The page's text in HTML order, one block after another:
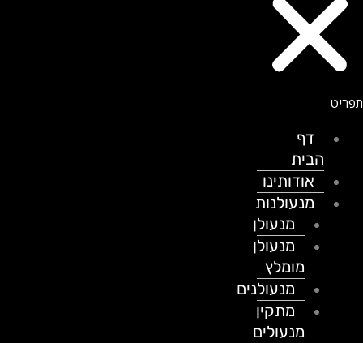
דף
הבית
אודותינו
מנעולנות
מנעולן
מנעולן
מומלץ
מנעולנים
מתקין
מנעולים